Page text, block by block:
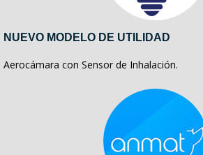
NUEVO MODELO DE UTILIDAD
Aerocámara con Sensor de Inhalación.